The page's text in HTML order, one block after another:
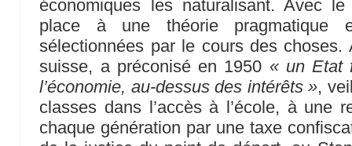
économiques les naturalisant. Avec
place à une théorie pragmatique
sélectionnées par le cours des choses.
suisse, a préconisé en 1950 « un Etat
l’économie, au-dessus des intérêts »,
classes dans l’accès à l’école, à une
chaque génération par une taxe